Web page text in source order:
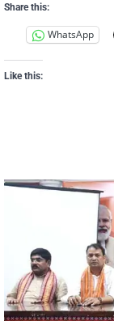
Share this:
WhatsApp
Like this: